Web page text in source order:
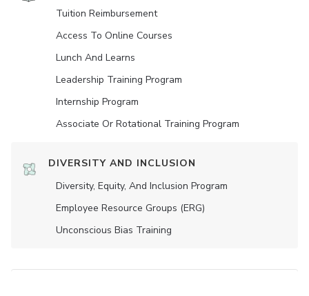
Tuition Reimbursement
Access To Online Courses
Lunch And Learns
Leadership Training Program
Internship Program
Associate Or Rotational Training Program
DIVERSITY AND INCLUSION
Diversity, Equity, And Inclusion Program
Employee Resource Groups (ERG)
Unconscious Bias Training